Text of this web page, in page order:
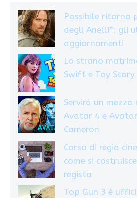
Possibile ritorno
degli Anelli”: gli
aggiornamenti
Lo strano
Swift e Toy Story
Servirà un
Avatar 4 e
Cameron
Corso di regia
come si
regista
Top Gun 3 è